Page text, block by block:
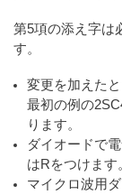
第5項の添え字は
す。
変更を加えた
最初の例の
ります。
ダイオードで
はRをつけます
マイクロ波用